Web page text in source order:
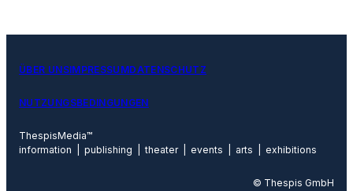
ÜBER UNSIMPRESSUMDATENSCHUTZ
NUTZUNGSBEDINGUNGEN
ThespisMedia™
information | publishing | theater | events | arts | exhibitions
© Thespis GmbH